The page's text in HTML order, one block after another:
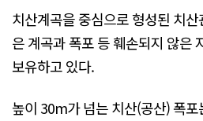
치산계곡을 중심으로 형성된 치
은 계곡과 폭포 등 훼손되지 않은
보유하고 있다.
높이 30m가 넘는 치산(공산) 폭